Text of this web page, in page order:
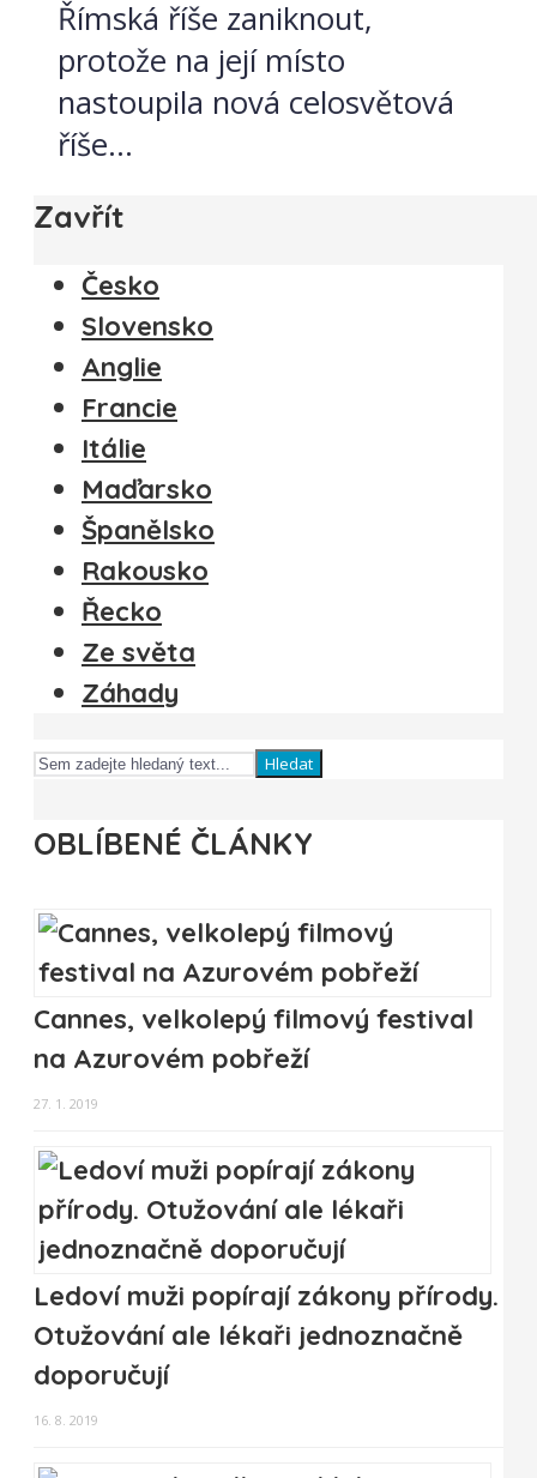
Římská říše zaniknout,
protože na její místo
nastoupila nová celosvětová
říše...
Zavřít
Česko
Slovensko
Anglie
Francie
Itálie
Maďarsko
Španělsko
Rakousko
Řecko
Ze světa
Záhady
Hledat
OBLÍBENÉ ČLÁNKY
Cannes, velkolepý filmový festival
na Azurovém pobřeží
27. 1. 2019
Ledoví muži popírají zákony přírody.
Otužování ale lékaři jednoznačně
doporučují
16. 8. 2019